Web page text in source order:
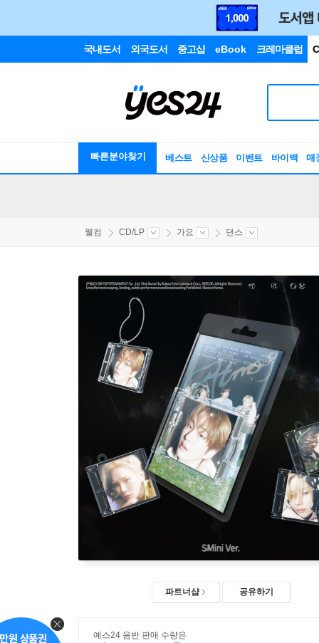
국내도서 외국도서 중고샵 eBook 크레마클럽
빠른분야찾기 베스트 신상품 이벤트 바이백 매
웰컴 CD/LP 가요 댄스
파트너샵 공유하기
예스24 음반 판매 수량은